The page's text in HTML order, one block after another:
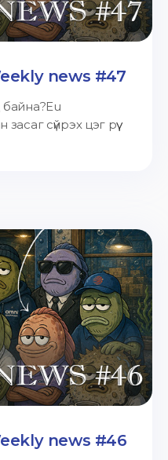
news #47
сүйрэх цэг рүү
news #46